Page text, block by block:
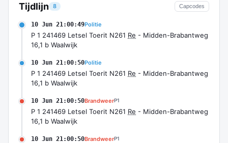
Tijdlijn 8 Capcodes
10 Jun 21:00:49Politie
P 1 241469 Letsel Toerit N261 Re - Midden-Brabantweg
16,1 b Waalwijk
10 Jun 21:00:50Politie
P 1 241469 Letsel Toerit N261 Re - Midden-Brabantweg
16,1 b Waalwijk
10 Jun 21:00:50BrandweerP1
P 1 241469 Letsel Toerit N261 Re - Midden-Brabantweg
16,1 b Waalwijk
10 Jun 21:00:50BrandweerP1